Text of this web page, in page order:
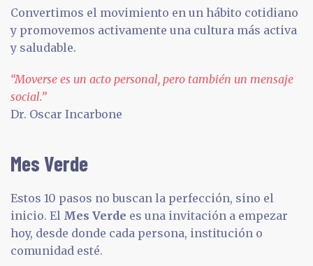
Convertimos el movimiento en un hábito cotidiano
y promovemos activamente una cultura más activa
y saludable.
“Moverse es un acto personal, pero también un mensaje
social.”
Dr. Oscar Incarbone
Mes Verde
Estos 10 pasos no buscan la perfección, sino el
inicio. El Mes Verde es una invitación a empezar
hoy, desde donde cada persona, institución o
comunidad esté.